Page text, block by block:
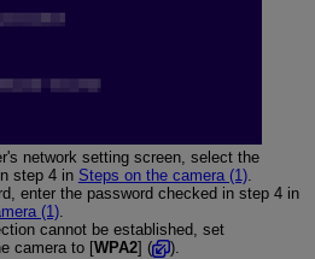
network setting screen, select the
step 4 in Steps on the camera (1).
enter the password checked in step 4 in
(1).
cannot be established, set
camera to [WPA2] ( ).